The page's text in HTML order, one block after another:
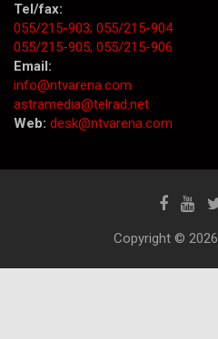
Tel/fax:
055/215-903; 055/215-904
055/215-905; 055/215-906
Email:
info@ntvarena.com
astramedia@telrad.net
Web: desk@ntvarena.com
Copyright © 2026